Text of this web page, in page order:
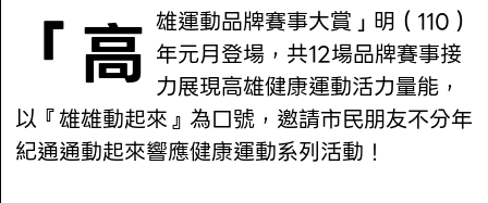
「高雄運動品牌賽事大賞」明（110） 年元月登場，共12場品牌賽事接
力展現高雄健康運動活力量能，
以『雄雄動起來』為口號，邀請市民朋友不分年
紀通通動起來響應健康運動系列活動！